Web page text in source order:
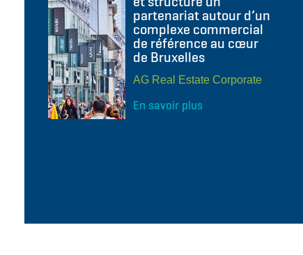
partenariat autour d’un
complexe commercial
de référence au cœur
de Bruxelles
AG Real Estate Corporate
En savoir plus